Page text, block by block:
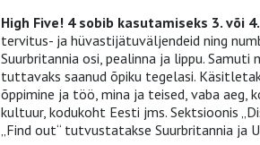
High Five! 4 sobib kasutamiseks 3. või
tervitus- ja hüvastijätuväljendeid ning
Suurbritannia osi, pealinna ja lippu. Samuti
tuttavaks saanud õpiku tegelasi.
õppimine ja töö, mina ja teised, vaba aeg,
kultuur, kodukoht Eesti jms. Sektsioonis
„Find out“ tutvustatakse Suurbritannia ja